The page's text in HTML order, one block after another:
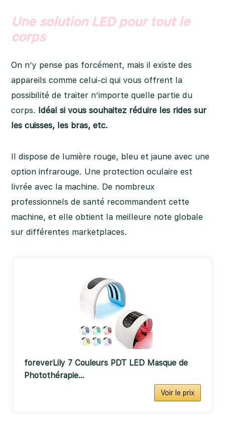
Une solution LED pour tout le
corps
On n’y pense pas forcément, mais il existe des
appareils comme celui-ci qui vous offrent la
possibilité de traiter n’importe quelle partie du
corps. Idéal si vous souhaitez réduire les rides sur
les cuisses, les bras, etc.
Il dispose de lumière rouge, bleu et jaune avec une
option infrarouge. Une protection oculaire est
livrée avec la machine. De nombreux
professionnels de santé recommandent cette
machine, et elle obtient la meilleure note globale
sur différentes marketplaces.
foreverLily 7 Couleurs PDT LED Masque de
Photothérapie...
Voir le prix